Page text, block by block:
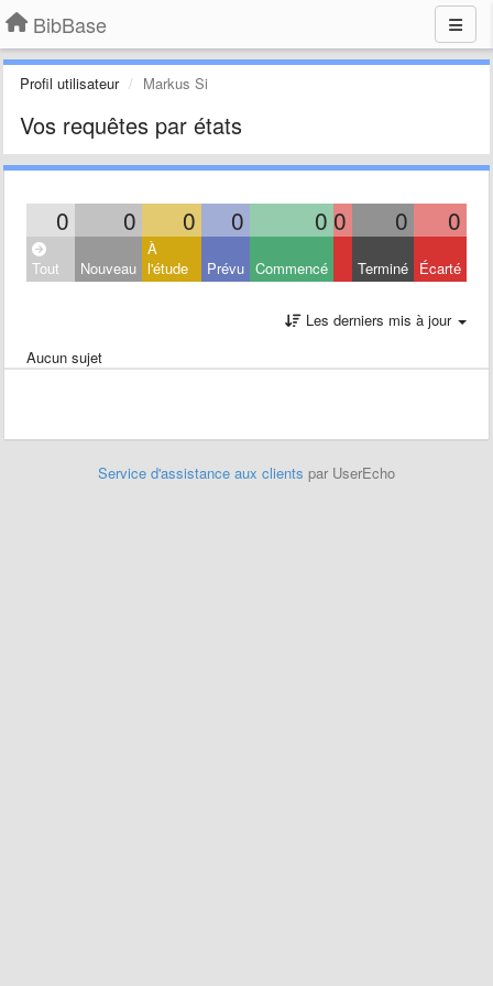
BibBase
Profil utilisateur Markus Si
Vos requêtes par états
0 0 0 0 0 0 0 0
Tout Nouveau
À
l'étude
Prévu Commencé Terminé Écarté
Les derniers mis à jour
Aucun sujet
Service d'assistance aux clients par UserEcho